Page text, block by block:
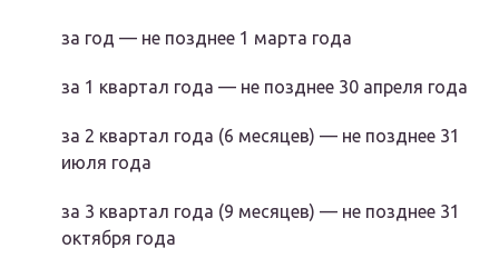
за год — не позднее 1 марта года
за 1 квартал года — не позднее 30 апреля года
за 2 квартал года (6 месяцев) — не позднее 31
июля года
за 3 квартал года (9 месяцев) — не позднее 31
октября года